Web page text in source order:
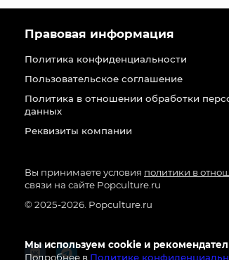
Мы используем cookie и
Подробнее в Политике
Правовая информация
Политика конфиденциальности
Пользовательское соглашение
Политика в отношении обработки
данных
Реквизиты компании
Вы принимаете условия политики в
связи на сайте Popculture.ru
© 2025-2026. Popculture.ru